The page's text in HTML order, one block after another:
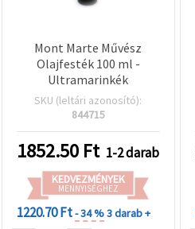
Mont Marte Művész
Olajfesték 100 ml -
Ultramarinkék
SKU (leltári azonosító):
844715
1852.50 Ft 1-2 darab
KEDVEZMÉNYEK
MENNYISÉGHEZ
1220.70 Ft- 34 %3 darab +